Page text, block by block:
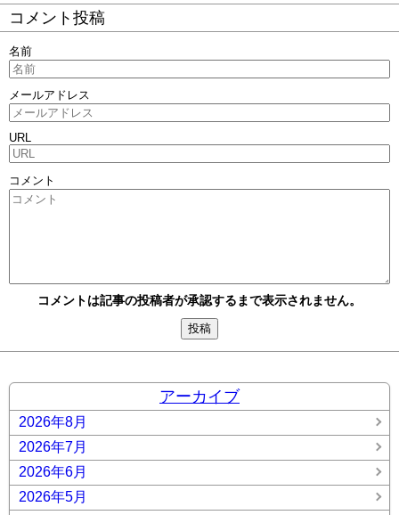
コメント投稿
名前
メールアドレス
URL
コメント
コメントは記事の投稿者が承認するまで表示されません。
アーカイブ
2026年8月
2026年7月
2026年6月
2026年5月